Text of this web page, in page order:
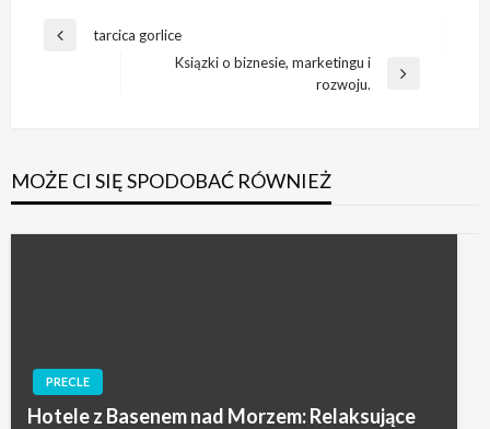
Nawigacja
Poprzedni
tarcica gorlice
Ksiązki o biznesie, marketingu i
rozwoju.
MOŻE CI SIĘ SPODOBAĆ RÓWNIEŻ
PRECLE
Hotele z Basenem nad Morzem: Relaksujące